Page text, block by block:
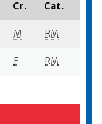
Cr. Cat.
M RM
E RM